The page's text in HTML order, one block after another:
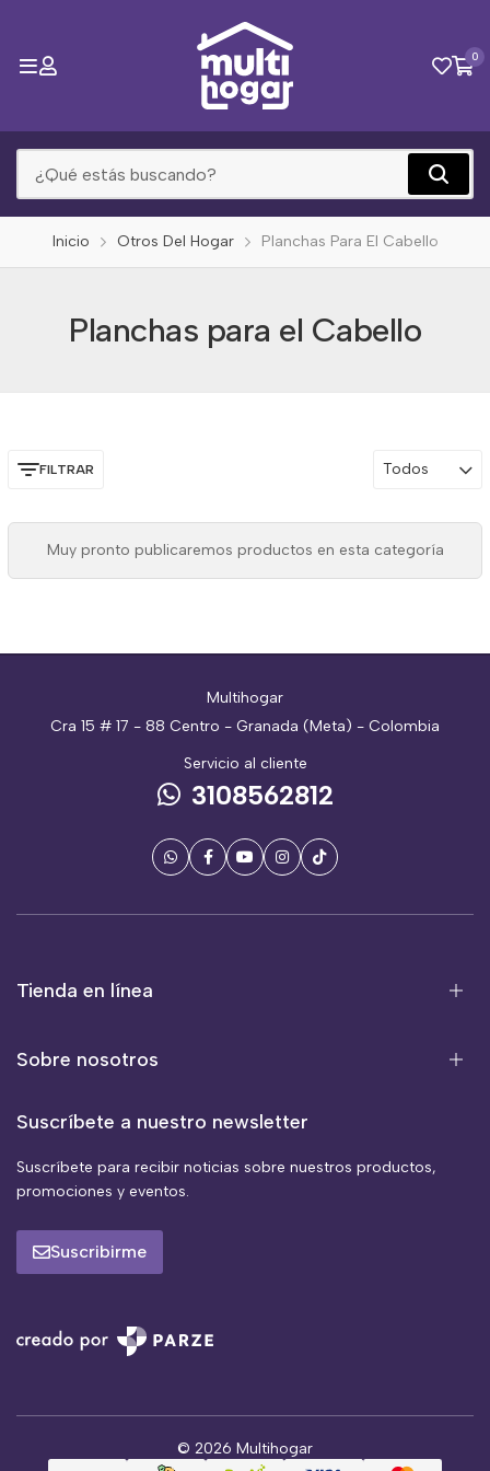
0
Inicio Otros Del Hogar Planchas Para El Cabello
Planchas para el Cabello
FILTRAR Todos
Muy pronto publicaremos productos en esta categoría
Multihogar
Cra 15 # 17 - 88 Centro - Granada (Meta) - Colombia
Servicio al cliente
3108562812
Tienda en línea
Sobre nosotros
Suscríbete a nuestro newsletter
Suscríbete para recibir noticias sobre nuestros productos,
promociones y eventos.
Suscribirme
© 2026 Multihogar